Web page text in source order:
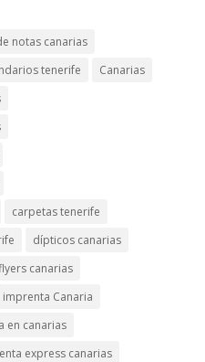
notas canarias
tenerife
Canarias
carpetas tenerife
dípticos canarias
canarias
imprenta Canaria
en canarias
express canarias